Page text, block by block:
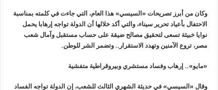
وكان من أبرز تصريحات «السيسي» هذا العام، التي جاءت في كلمته بمناسبة
الاحتفال بأعياد تحرير سيناء، والتي أكد خلالها أن الدولة تواجه إرهابا يحمل
نوايا خبيثة تسعى لتحقيق مصالح ضيقة على حساب مستقبل وآمال شعب
مصر، تروع الآمنين وتهدد الاستقرار.. وتضمر الشر للوطن.
«مايو».. إرهاب وفساد مستشري وبيروقراطية متفشية
وقال « السيسي» في حديثة الشهري الثالث للشعب، إن الدولة تواجه الفساد